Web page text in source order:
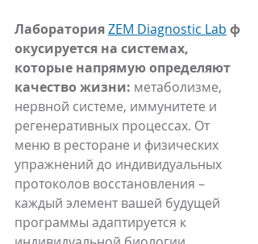
ЛабораторияZEM Diagnostic Lab ф
окусируется на системах,
которые напрямую определяют
качество жизни: метаболизме,
нервной системе, иммунитете и
регенеративных процессах. От
меню в ресторане и физических
упражнений до индивидуальных
протоколов восстановления –
каждый элемент вашей будущей
программы адаптируется к